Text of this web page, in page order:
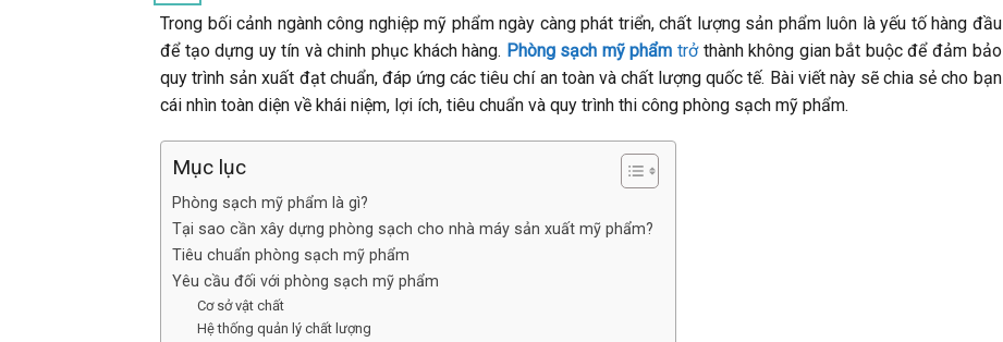
Trong bối cảnh ngành công nghiệp mỹ phẩm ngày càng phát triển, chất lượng sản phẩm luôn là yếu tố hàng đầu
để tạo dựng uy tín và chinh phục khách hàng. Phòng sạch mỹ phẩm trởthành không gian bắt buộc để đảm bảo
quy trình sản xuất đạt chuẩn, đáp ứng các tiêu chí an toàn và chất lượng quốc tế. Bài viết này sẽ chia sẻ cho bạn
cái nhìn toàn diện về khái niệm, lợi ích, tiêu chuẩn và quy trình thi công phòng sạch mỹ phẩm.
Mục lục
Phòng sạch mỹ phẩm là gì?
Tại sao cần xây dựng phòng sạch cho nhà máy sản xuất mỹ phẩm?
Tiêu chuẩn phòng sạch mỹ phẩm
Yêu cầu đối với phòng sạch mỹ phẩm
Cơ sở vật chất
Hệ thống quản lý chất lượng